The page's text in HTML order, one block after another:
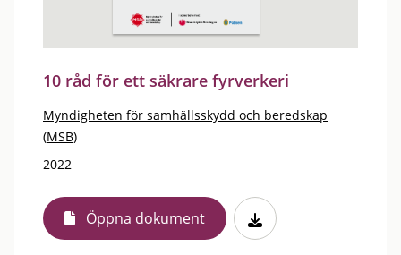
10 råd för ett säkrare fyrverkeri
Myndigheten för samhällsskydd och beredskap
(MSB)
2022
Öppna dokument